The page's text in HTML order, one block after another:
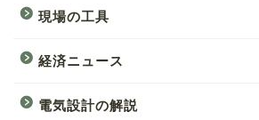
現場の工具
経済ニュース
電気設計の解説